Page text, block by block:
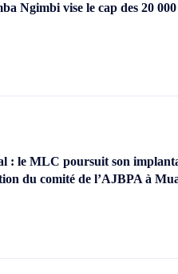
Ngimbi vise le cap des 20 000
: le MLC poursuit son
du comité de l’AJBPA à